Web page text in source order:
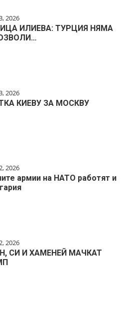
2026
ИЛИЕВА: ТУРЦИЯ НЯМА
2026
КИЕВУ ЗА МОСКВУ
2026
армии на НАТО работят и
2026
СИ И ХАМЕНЕЙ МАЧКАТ